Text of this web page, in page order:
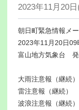
2023年11月20
朝日町緊急情報メ
2023年11月20日09
富山地方気象台
大雨注意報（継続）
雷注意報（継続）
波浪注意報（継続）